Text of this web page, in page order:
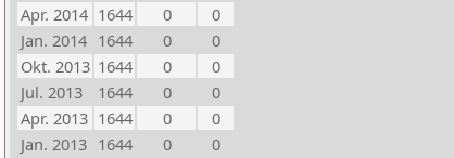
Apr. 2014 1644 0
0
Jan. 2014 1644 0
0
Okt. 2013 1644 0
0
Jul. 2013
1644 0
0
Apr. 2013 1644 0
0
Jan. 2013 1644 0
0